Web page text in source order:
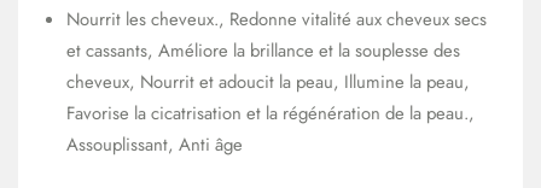
Nourrit les cheveux., Redonne vitalité aux cheveux secs
et cassants, Améliore la brillance et la souplesse des
cheveux, Nourrit et adoucit la peau, Illumine la peau,
Favorise la cicatrisation et la régénération de la peau.,
Assouplissant, Anti âge